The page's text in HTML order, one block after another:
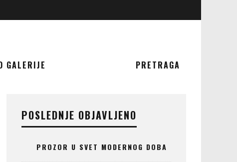
GALERIJE PRETRAGA
POSLEDNJE OBJAVLJENO
PROZOR U SVET MODERNOG DOBA